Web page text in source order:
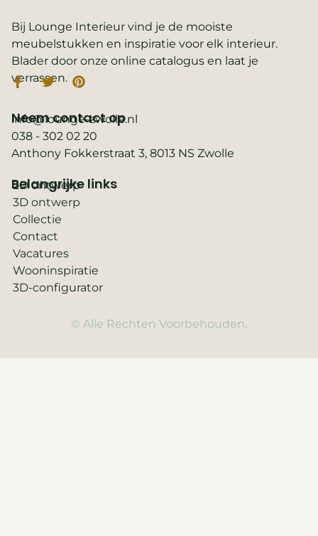
Bij Lounge Interieur vind je de mooiste
meubelstukken en inspiratie voor elk interieur.
Blader door onze online catalogus en laat je
verrassen.
Belangrijke links
2D ontwerp
3D ontwerp
Collectie
Contact
Vacatures
Wooninspiratie
3D-configurator
Neem contact op
info@lounge-zwolle.nl
038 - 302 02 20
Anthony Fokkerstraat 3, 8013 NS Zwolle
© Alle Rechten Voorbehouden.